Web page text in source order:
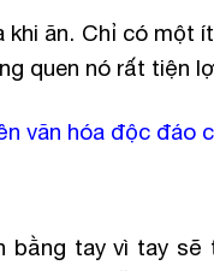
khi ăn. Chỉ có
quen nó rất tiện
văn hóa độc đáo
tay vì tay